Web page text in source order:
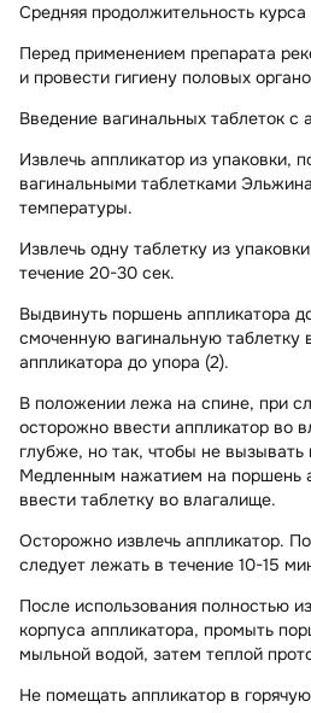
Средняя продолжительность
Перед применением препарата
и провести гигиену половых
Введение вагинальных таблеток с
Извлечь аппликатор из упаковки,
вагинальными таблетками
температуры.
Извлечь одну таблетку из
течение 20-30 сек.
Выдвинуть поршень аппликатора
смоченную вагинальную таблетку
аппликатора до упора (2).
В положении лежа на спине, при
осторожно ввести аппликатор во
глубже, но так, чтобы не
Медленным нажатием на поршень
ввести таблетку во влагалище.
Осторожно извлечь аппликатор.
следует лежать в течение 10-15
После использования полностью
корпуса аппликатора, промыть
мыльной водой, затем теплой
Не помещать аппликатор в